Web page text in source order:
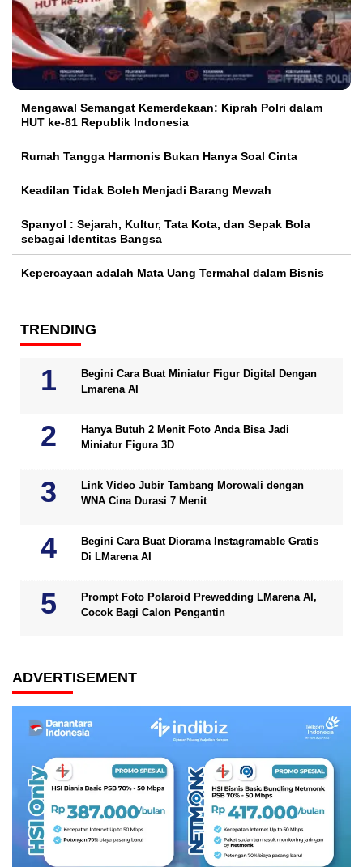
Mengawal Semangat Kemerdekaan: Kiprah Polri dalam
HUT ke-81 Republik Indonesia
Rumah Tangga Harmonis Bukan Hanya Soal Cinta
Keadilan Tidak Boleh Menjadi Barang Mewah
Spanyol : Sejarah, Kultur, Tata Kota, dan Sepak Bola
sebagai Identitas Bangsa
Kepercayaan adalah Mata Uang Termahal dalam Bisnis
TRENDING
Begini Cara Buat Miniatur Figur Digital Dengan
Lmarena AI
Hanya Butuh 2 Menit Foto Anda Bisa Jadi
Miniatur Figura 3D
Link Video Jubir Tambang Morowali dengan
WNA Cina Durasi 7 Menit
Begini Cara Buat Diorama Instagramable Gratis
Di LMarena AI
Prompt Foto Polaroid Prewedding LMarena AI,
Cocok Bagi Calon Pengantin
ADVERTISEMENT